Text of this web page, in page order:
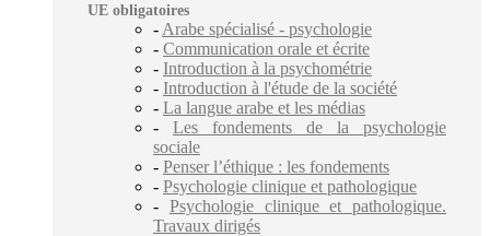
UE obligatoires
- Arabe spécialisé - psychologie
- Communication orale et écrite
- Introduction à la psychométrie
- Introduction à l'étude de la société
- La langue arabe et les médias
- Les fondements de la psychologie
sociale
- Penser l’éthique : les fondements
- Psychologie clinique et pathologique
- Psychologie clinique et pathologique.
Travaux dirigés